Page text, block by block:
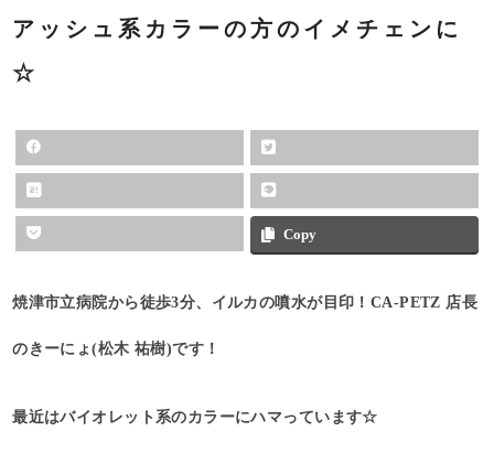
アッシュ系カラーの方のイメチェンに
☆
Copy
焼津市立病院から徒歩3分、イルカの噴水が目印！CA-PETZ 店長
のきーにょ(松木 祐樹)です！
最近はバイオレット系のカラーにハマっています☆